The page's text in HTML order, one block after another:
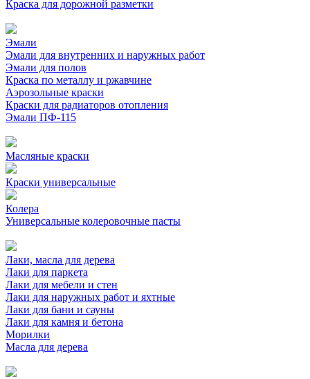
Краска для дорожной разметки
Эмали
Эмали для внутренних и наружных работ
Эмали для полов
Краска по металлу и ржавчине
Аэрозольные краски
Краски для радиаторов отопления
Эмали ПФ-115
Масляные краски
Краски универсальные
Колера
Универсальные колеровочные пасты
Лаки, масла для дерева
Лаки для паркета
Лаки для мебели и стен
Лаки для наружных работ и яхтные
Лаки для бани и сауны
Лаки для камня и бетона
Морилки
Масла для дерева